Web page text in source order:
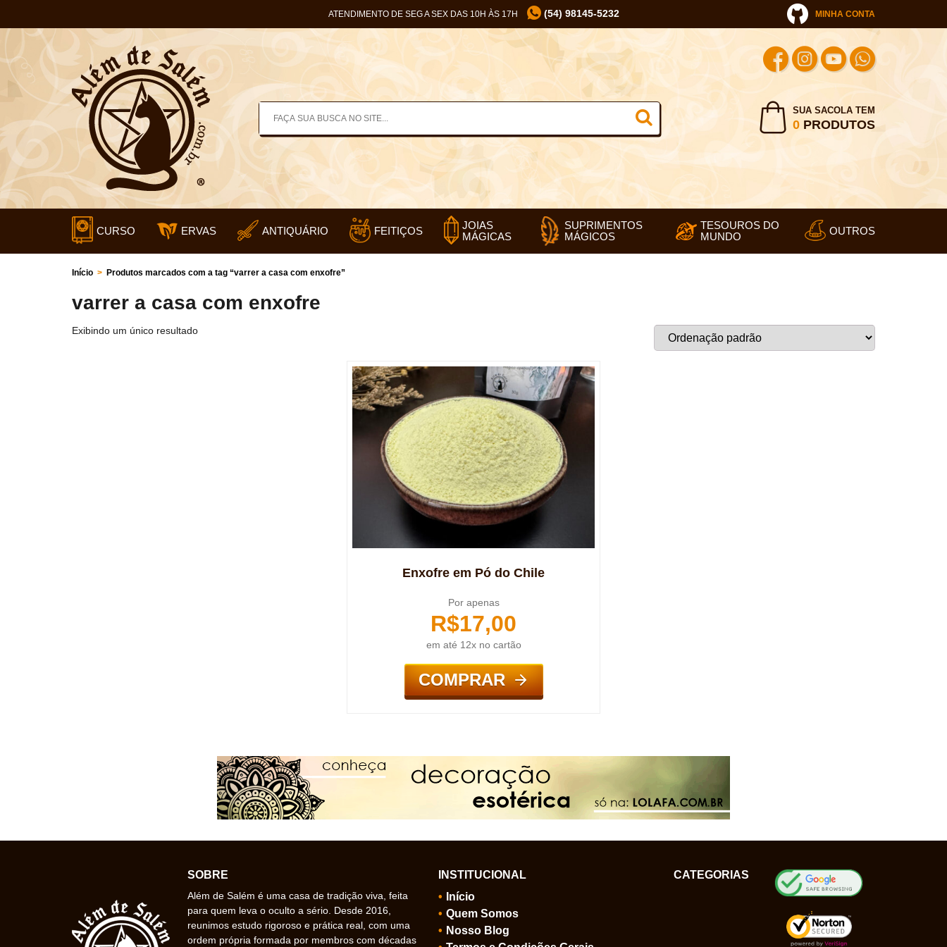
ATENDIMENTO DE SEG A SEX DAS 10H ÀS 17H (54) 98145-5232 MINHA CONTA
SUA SACOLA TEM
0PRODUTOS
CURSO ERVAS ANTIQUÁRIO FEITIÇOS
JOIAS
MÁGICAS
SUPRIMENTOS
MÁGICOS
TESOUROS DO
MUNDO
OUTROS
Início > Produtos marcados com a tag “varrer a casa com enxofre”
varrer a casa com enxofre
Exibindo um único resultado
Enxofre em Pó do Chile
Por apenas
R$17,00
em até 12x no cartão
COMPRAR
SOBRE
Além de Salém é uma casa de tradição viva, feita
para quem leva o oculto a sério. Desde 2016,
reunimos estudo rigoroso e prática real, com uma
ordem própria formada por membros com décadas
INSTITUCIONAL
Início
Quem Somos
Nosso Blog
CATEGORIAS